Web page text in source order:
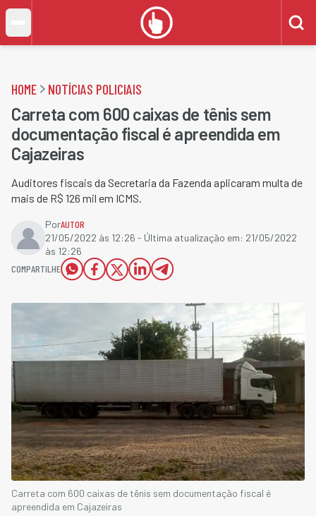
HOME NOTÍCIAS POLICIAIS
Carreta com 600 caixas de tênis sem
documentação fiscal é apreendida em
Cajazeiras
Auditores fiscais da Secretaria da Fazenda aplicaram multa de
mais de R$ 126 mil em ICMS.
PorAUTOR
21/05/2022 às 12:26 - Última atualização em: 21/05/2022
às 12:26
COMPARTILHE
Carreta com 600 caixas de tênis sem documentação fiscal é
apreendida em Cajazeiras